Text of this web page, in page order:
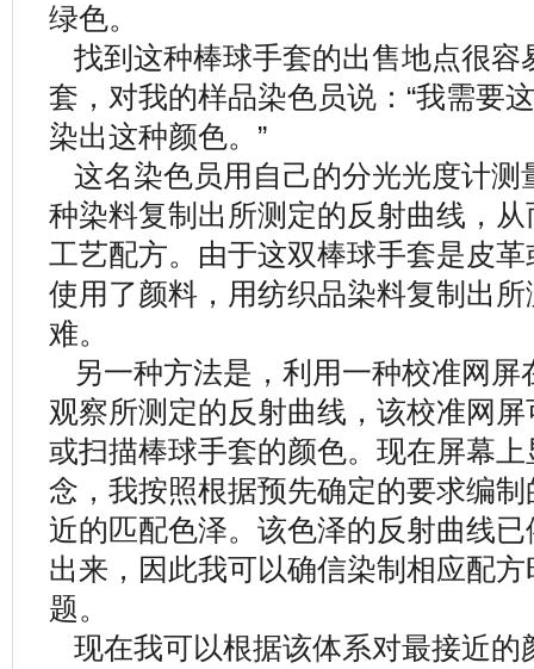
绿色。
找到这种棒球手套的出售地点很容
套，对我的样品染色员说：“我需要
染出这种颜色。”
这名染色员用自己的分光光度计测
种染料复制出所测定的反射曲线，
工艺配方。由于这双棒球手套是皮
使用了颜料，用纺织品染料复制出
难。
另一种方法是，利用一种校准网屏
观察所测定的反射曲线，该校准网
或扫描棒球手套的颜色。现在屏幕
念，我按照根据预先确定的要求编
近的匹配色泽。该色泽的反射曲线
出来，因此我可以确信染制相应配
题。
现在我可以根据该体系对最接近的